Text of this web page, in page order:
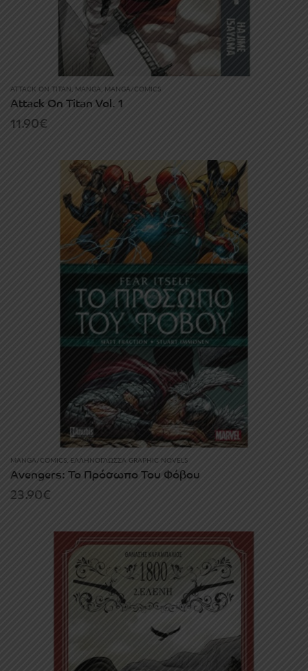
ATTACK ON TITAN , MANGA MANGA/COMICS
Attack On Titan Vol. 1
11.90€
MANGA/COMICS ΕΛΛΗΝΌΓΛΩΣΣΑ GRAPHIC NOVELS
Avengers: Το Πρόσωπο Του Φόβου
23.90€